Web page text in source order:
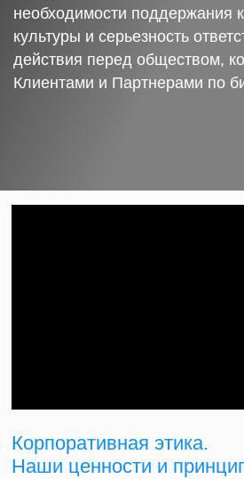
необходимости поддержания
культуры и серьезность
действия перед обществом,
Клиентами и Партнерами по
Корпоративная этика.
Наши ценности и